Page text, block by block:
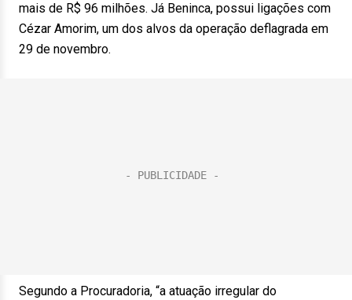
mais de R$ 96 milhões. Já Beninca, possui ligações com
Cézar Amorim, um dos alvos da operação deflagrada em
29 de novembro.
Segundo a Procuradoria, “a atuação irregular do